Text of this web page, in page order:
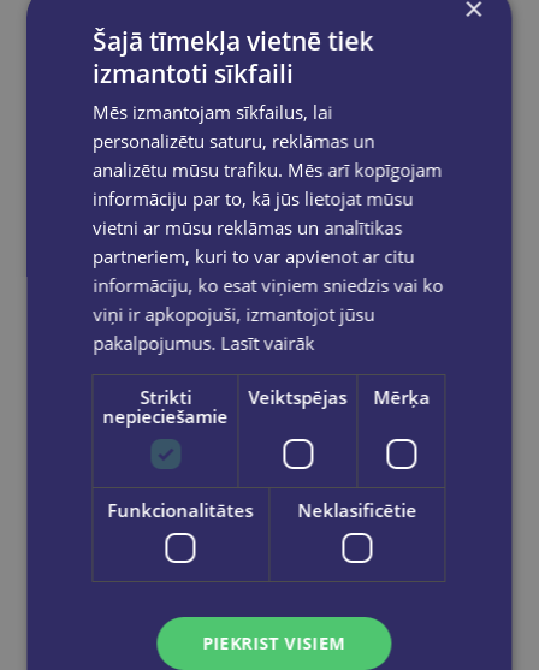
Sūtīt
Reģistrējies un saņem 10% atlaidi pilnas
Pasūtījumu apstrāde notiek darba dienās.
izsūtīti 2-5 darba dienu laikā.
Bezmaksas piegāde uz OMNIVA
pakomātiem Latvijāpasūtījumiem no €40.00.
Bezmaksas piegāde jebkurā GLOBUSS
pasūtījums būs gatavs saņemšanai, saņemsi
e-pastu un/ vai SMS.
Dalies sociālajos tīklos:
×
Šajā tīmekļa vietnē tiek
izmantoti sīkfaili
Mēs izmantojam sīkfailus, lai
personalizētu saturu, reklāmas un
analizētu mūsu trafiku. Mēs arī kopīgojam
informāciju par to, kā jūs lietojat mūsu
vietni ar mūsu reklāmas un analītikas
partneriem, kuri to var apvienot ar citu
informāciju, ko esat viņiem sniedzis vai ko
viņi ir apkopojuši, izmantojot jūsu
pakalpojumus. Lasīt vairāk
Strikti
nepieciešamie
Veiktspējas Mērķa
Funkcionalitātes Neklasificētie
PIEKRIST VISIEM